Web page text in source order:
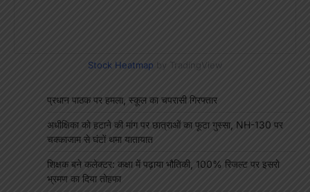
Stock Heatmap by TradingView
प्रधान पाठक पर हमला, स्कूल का चपरासी गिरफ्तार
अधीक्षिका को हटाने की मांग पर छात्राओं का फूटा गुस्सा, NH-130 पर
चक्काजाम से घंटों थमा यातायात
शिक्षक बने कलेक्टर: कक्षा में पढ़ाया भौतिकी, 100% रिजल्ट पर इसरो
भ्रमण का दिया तोहफा